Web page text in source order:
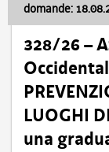
domande:
328/26 –
LUOGHI
una